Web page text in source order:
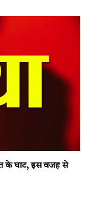
के घाट, इस वजह से